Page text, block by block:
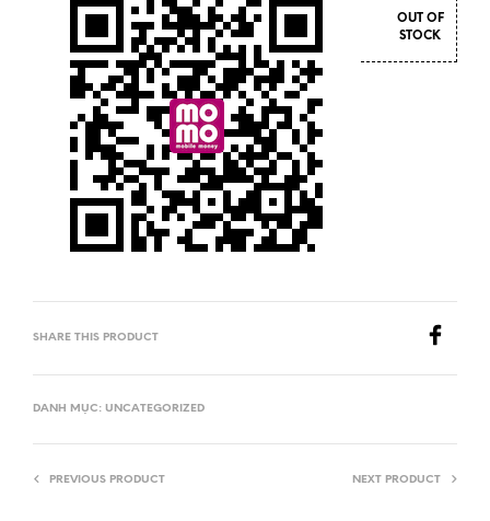
OUT OF
STOCK
SHARE THIS PRODUCT
DANH MỤC: UNCATEGORIZED
PREVIOUS PRODUCT NEXT PRODUCT